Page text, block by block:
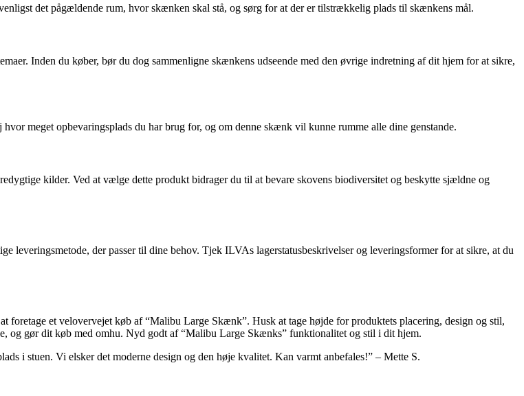
det pågældende rum, hvor skænken skal stå, og sørg for at der er tilstrækkelig plads til skænkens mål.
Inden du køber, bør du dog sammenligne skænkens udseende med den øvrige indretning af dit hjem for at sikre,
meget opbevaringsplads du har brug for, og om denne skænk vil kunne rumme alle dine genstande.
kilder. Ved at vælge dette produkt bidrager du til at bevare skovens biodiversitet og beskytte sjældne og
der passer til dine behov. Tjek ILVAs lagerstatusbeskrivelser og leveringsformer for at sikre, at du
et velovervejet køb af “Malibu Large Skænk”. Husk at tage højde for produktets placering, design og stil,
og gør dit køb med omhu. Nyd godt af “Malibu Large Skænks” funktionalitet og stil i dit hjem.
i stuen. Vi elsker det moderne design og den høje kvalitet. Kan varmt anbefales!” – Mette S.